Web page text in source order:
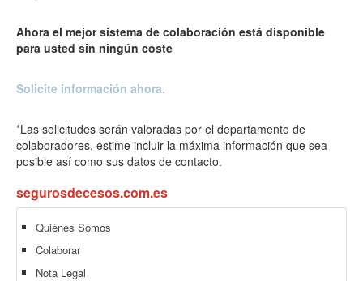
Ahora el mejor sistema de colaboración está disponible
para usted sin ningún coste
Solicite información ahora.
*Las solicitudes serán valoradas por el departamento de
colaboradores, estime incluir la máxima información que sea
posible así como sus datos de contacto.
segurosdecesos.com.es
Quiénes Somos
Colaborar
Nota Legal